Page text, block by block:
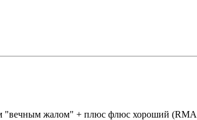
"вечным жалом" + плюс флюс хороший (RMA